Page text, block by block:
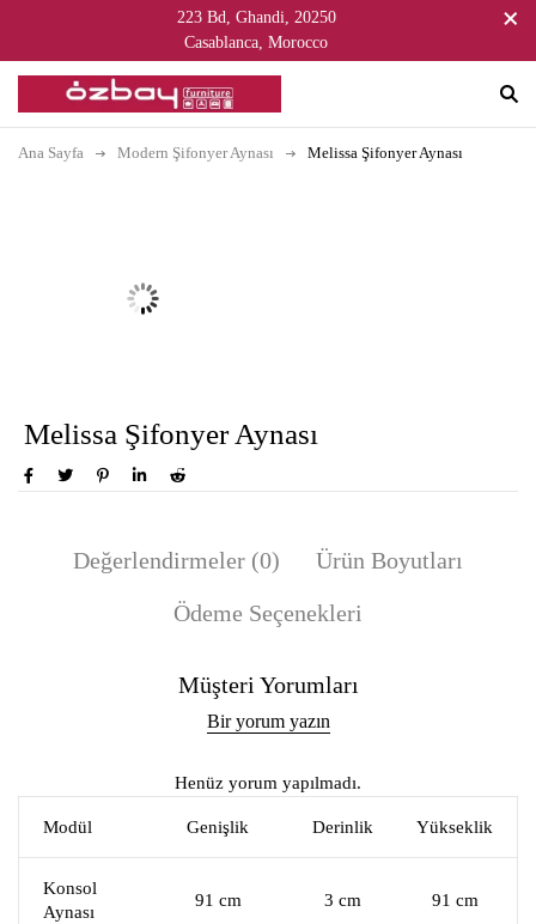
223 Bd, Ghandi, 20250
Casablanca, Morocco
Ana Sayfa Modern Şifonyer Aynası Melissa Şifonyer Aynası
Melissa Şifonyer Aynası
Değerlendirmeler (0)
Ürün Boyutları
Ödeme Seçenekleri
Müşteri Yorumları
Bir yorum yazın
Henüz yorum yapılmadı.
Modül Genişlik Derinlik Yükseklik
Konsol
Aynası
91 cm 3 cm 91 cm